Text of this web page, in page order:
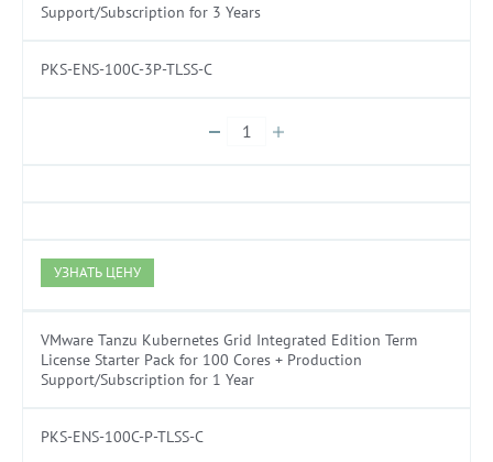
Support/Subscription for 3 Years
PKS-ENS-100C-3P-TLSS-C
УЗНАТЬ ЦЕНУ
VMware Tanzu Kubernetes Grid Integrated Edition Term
License Starter Pack for 100 Cores + Production
Support/Subscription for 1 Year
PKS-ENS-100C-P-TLSS-C